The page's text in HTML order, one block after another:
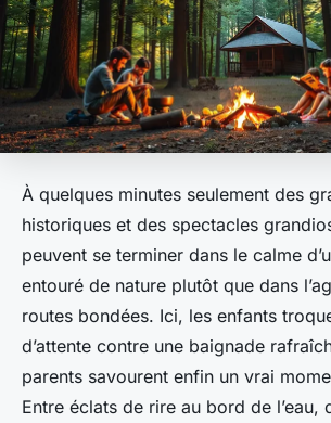
À quelques minutes seulement des
historiques et des spectacles
peuvent se terminer dans le calme
entouré de nature plutôt que dans
routes bondées. Ici, les enfants
d’attente contre une baignade
parents savourent enfin un vrai
Entre éclats de rire au bord de l’eau,